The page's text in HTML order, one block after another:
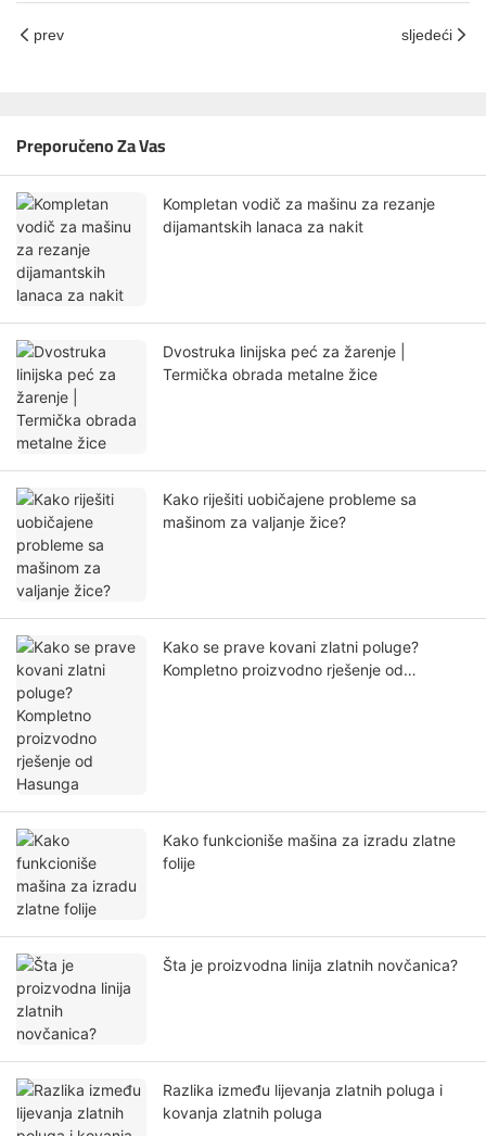
prev sljedeći
Preporučeno Za Vas
Kompletan vodič za mašinu za rezanje
dijamantskih lanaca za nakit
Dvostruka linijska peć za žarenje |
Termička obrada metalne žice
Kako riješiti uobičajene probleme sa
mašinom za valjanje žice?
Kako se prave kovani zlatni poluge?
Kompletno proizvodno rješenje od
Kako funkcioniše mašina za izradu zlatne
folije
Šta je proizvodna linija zlatnih novčanica?
Razlika između lijevanja zlatnih poluga i
kovanja zlatnih poluga